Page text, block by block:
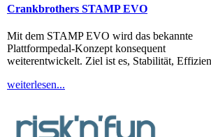
Crankbrothers STAMP EVO
Mit dem STAMP EVO wird das bekannte
Plattformpedal-Konzept konsequent
weiterentwickelt. Ziel ist es, Stabilität,
weiterlesen...
Tobi Tritscher x Van Deer
Im Schnee Zuhause Name: Tobi Trischer
31Homespot: Schladming, AustriaSponsoren:
Deer, Norrona Berge faszinieren die
weiterlesen...